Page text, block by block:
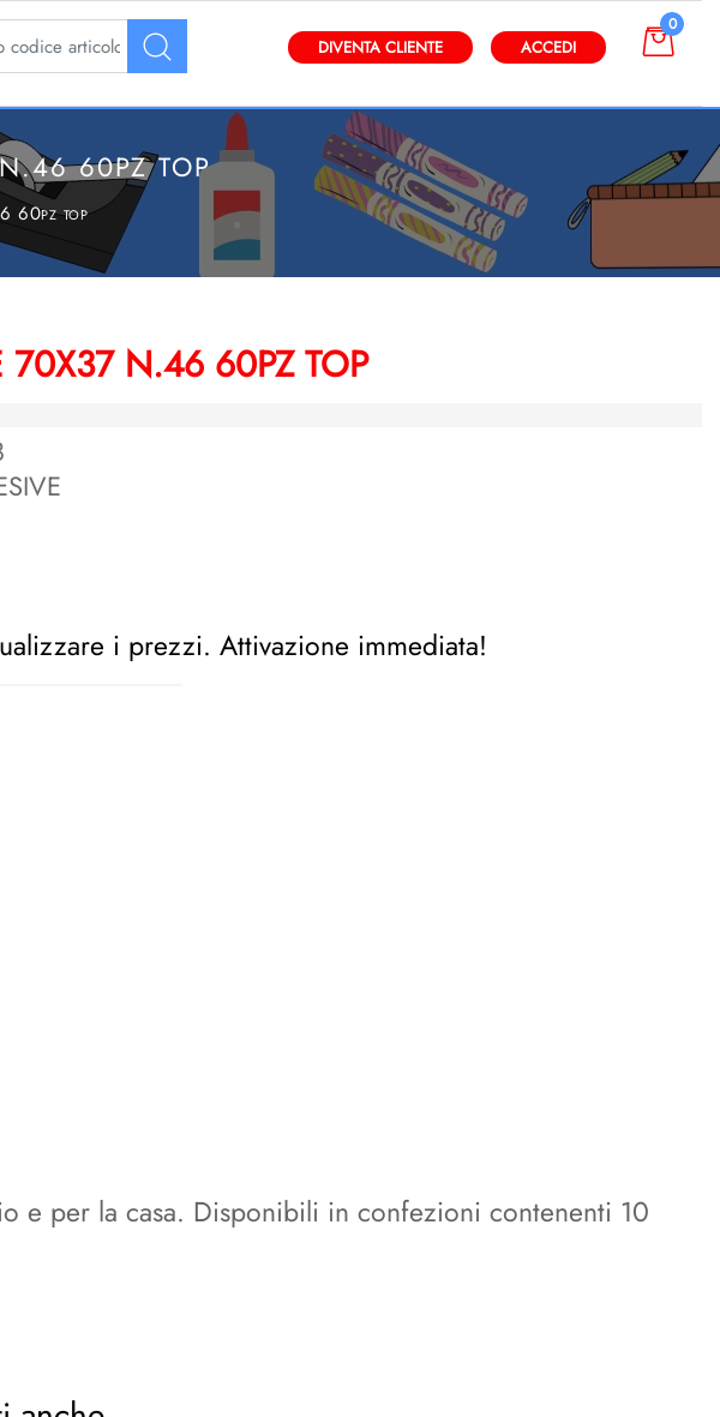
automaticamente gli altri filtri disponibili.
DIVENTA CLIENTE ACCEDI
0
60PZ TOP
60pz top
70X37 N.46 60PZ TOP
i prezzi. Attivazione immediata!
e per la casa. Disponibili in confezioni contenenti 10